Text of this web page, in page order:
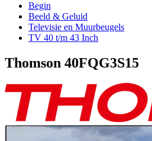
Begin
Beeld & Geluid
Televisie en Muurbeugels
TV 40 t/m 43 Inch
Thomson 40FQG3S15